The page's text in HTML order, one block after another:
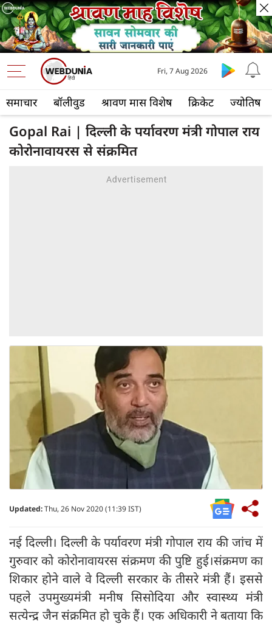
समाचार बॉलीवुड श्रावण मास विशेष क्रिकेट ज्योतिष
Fri, 7 Aug 2026
Gopal Rai | दिल्ली के पर्यावरण मंत्री गोपाल राय
कोरोनावायरस से संक्रमित
Updated:Thu, 26 Nov 2020 (11:39 IST)
नई दिल्ली। दिल्ली के पर्यावरण मंत्री गोपाल राय की जांच में
गुरुवार को कोरोनावायरस संक्रमण की पुष्टि हुई।संक्रमण का
शिकार होने वाले वे दिल्ली सरकार के तीसरे मंत्री हैं। इससे
पहले उपमुख्यमंत्री मनीष सिसोदिया और स्वास्थ्य मंत्री
सत्येन्द्र जैन संक्रमित हो चुके हैं। एक अधिकारी ने बताया कि